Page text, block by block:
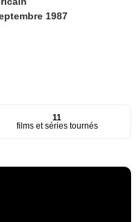
1987
11
films et séries tournés